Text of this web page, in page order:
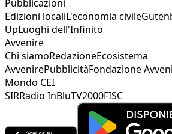
Pubblicazioni
Edizioni localiL'economia civile
UpLuoghi dell'Infinito
Avvenire
Chi siamoRedazioneEcosistema
AvvenirePubblicitàFondazione
Mondo CEI
SIRRadio InBluTV2000FISC